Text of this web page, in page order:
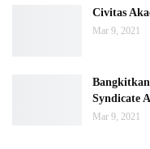
Civitas
Mar 9, 2021
Syndicate
Mar 9, 2021